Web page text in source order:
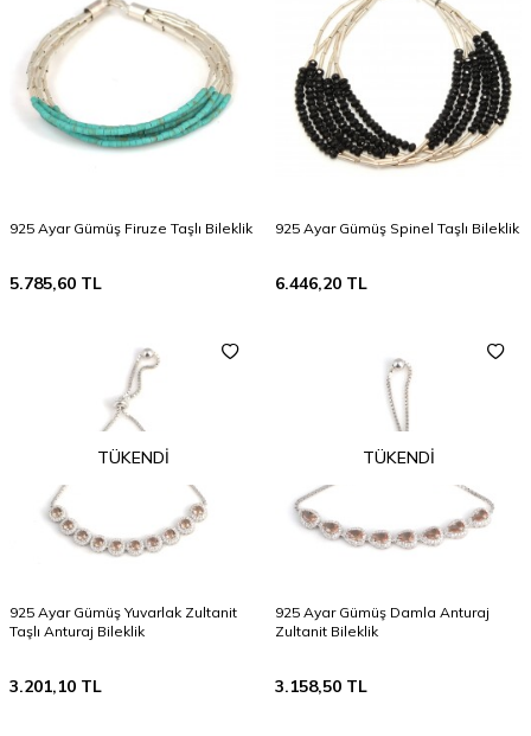
925 Ayar Gümüş Firuze Taşlı Bileklik
5.785,60 TL
925 Ayar Gümüş Spinel Taşlı Bileklik
6.446,20 TL
TÜKENDI
925 Ayar Gümüş Yuvarlak Zultanit
Taşlı Anturaj Bileklik
3.201,10 TL
TÜKENDI
925 Ayar Gümüş Damla Anturaj
Zultanit Bileklik
3.158,50 TL